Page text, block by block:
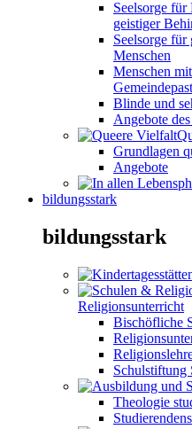
Seelsorge
geistiger
Seelsorge für
Menschen
Menschen
Blinde und
Angebote
Grundlagen
Angebote
bildungsstark
bildungsstark
Religionsunterricht
Bischöfliche
Schulstiftung
Theologie